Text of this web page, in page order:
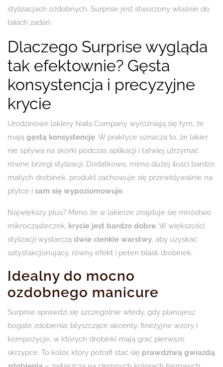
stylizacjach ozdobnych, Surprise jest stworzony właśnie do
takich zadań.
Dlaczego Surprise wygląda
tak efektownie? Gęsta
konsystencja i precyzyjne
krycie
Urodzinowe lakiery Nails Company wyróżniają się tym, że
mają gęstą konsystencję. W praktyce oznacza to, że lakier
nie spływa na skórki podczas aplikacji i łatwiej utrzymać
równe brzegi stylizacji. Dodatkowo, mimo dużej ilości bardzo
małych drobinek, produkt zachowuje się przewidywalnie na
płytce i sam się wypoziomowuje.
Największy plus? Mimo że w lakierze znajduje się mnóstwo
mikrocząsteczek, krycie jest bardzo dobre. W większości
stylizacji wystarczą dwie cienkie warstwy, aby uzyskać
satysfakcjonujący, równy efekt i pełen blask drobinek.
Idealny do mocno
ozdobnego manicure
Surprise sprawdzi się szczególnie wtedy, gdy planujesz
bogate zdobienia: błyszczące akcenty, finezyjne wzory i
kompozycje, w których drobinki mają grać pierwsze
skrzypce. To kolor, który potrafi stać się prawdziwą gwiazdą